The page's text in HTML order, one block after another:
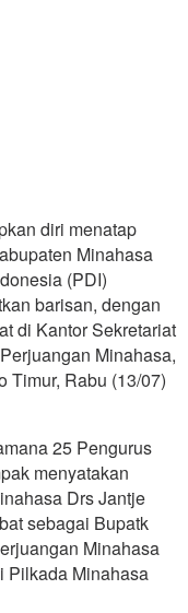
diri menatap
Minahasa
(PDI)
barisan, dengan
di Kantor Sekretariat
Minahasa,
Timur, Rabu (13/07)
25 Pengurus
menyatakan
Drs Jantje
sebagai Bupatk
Minahasa
Pilkada Minahasa